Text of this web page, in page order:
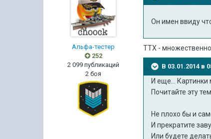
Альфа-тестер
252
2 099 публикаций
2 боя
Он имен ввиду
ТТХ -
В 03.01.2014 в
И еще...
Почитайте эту
Не плохо бы и
И прекратите
Или будете